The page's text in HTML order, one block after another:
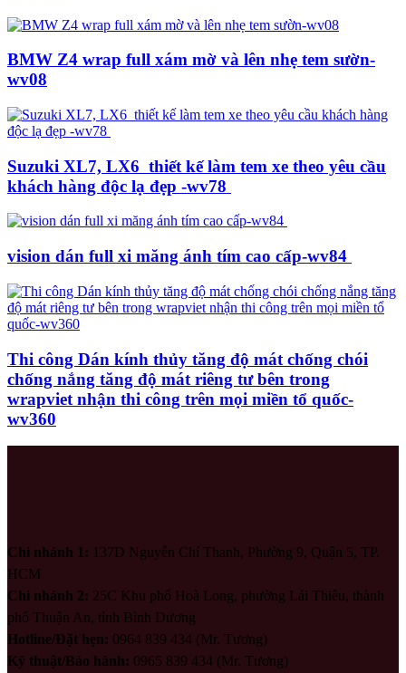
BMW Z4 wrap full xám mờ và lên nhẹ tem sườn-
wv08
Suzuki XL7, LX6 thiết kế làm tem xe theo yêu cầu
khách hàng độc lạ đẹp -wv78
vision dán full xi măng ánh tím cao cấp-wv84
Thi công Dán kính thủy tăng độ mát chống chói
chống nắng tăng độ mát riêng tư bên trong
wrapviet nhận thi công trên mọi miền tổ quốc-
wv360
Chi nhánh 1: 137D Nguyễn Chí Thanh, Phường 9, Quận 5, TP.
HCM
Chi nhánh 2: 25C Khu phố Hoà Long, phường Lái Thiêu, thành
phố Thuận An, tỉnh Bình Dương
Hotline/Đặt hẹn: 0964 839 434 (Mr. Tương)
Kỹ thuật/Bảo hành: 0965 839 434 (Mr. Tương)